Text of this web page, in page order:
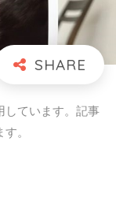
ています。記事
。